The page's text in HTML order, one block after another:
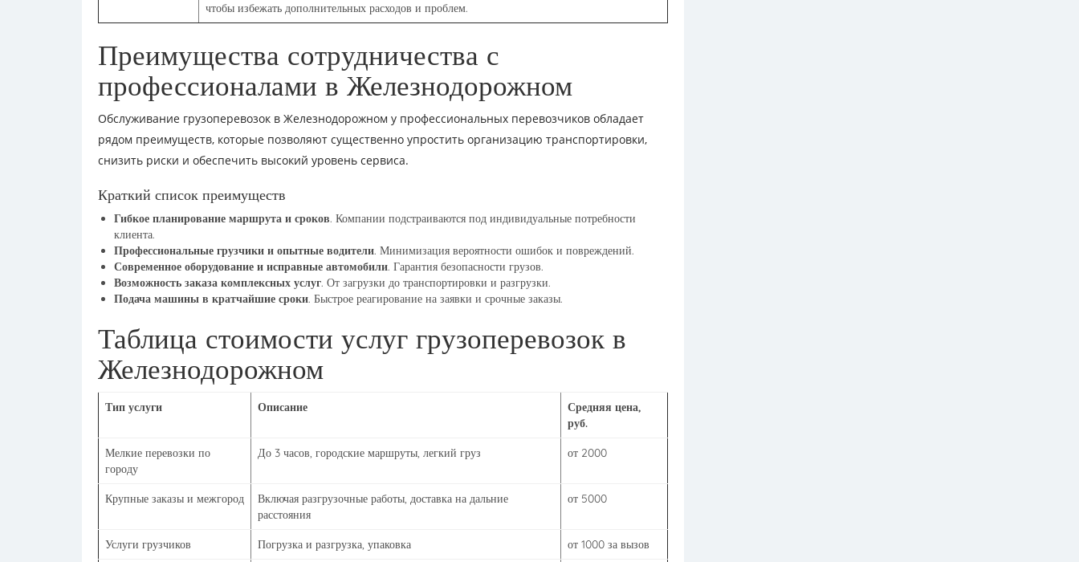
чтобы избежать дополнительных расходов и проблем.
Преимущества сотрудничества с
профессионалами в Железнодорожном
Обслуживание грузоперевозок в Железнодорожном у профессиональных перевозчиков обладает
рядом преимуществ, которые позволяют существенно упростить организацию транспортировки,
снизить риски и обеспечить высокий уровень сервиса.
Краткий список преимуществ
Гибкое планирование маршрута и сроков. Компании подстраиваются под индивидуальные потребности
клиента.
Профессиональные грузчики и опытные водители. Минимизация вероятности ошибок и повреждений.
Современное оборудование и исправные автомобили. Гарантия безопасности грузов.
Возможность заказа комплексных услуг. От загрузки до транспортировки и разгрузки.
Подача машины в кратчайшие сроки. Быстрое реагирование на заявки и срочные заказы.
Таблица стоимости услуг грузоперевозок в
Железнодорожном
Тип услуги Описание
Средняя цена,
руб.
Мелкие перевозки по
городу
До 3 часов, городские маршруты, легкий груз от 2000
Крупные заказы и межгород
Включая разгрузочные работы, доставка на дальние
расстояния
от 5000
Услуги грузчиков Погрузка и разгрузка, упаковка от 1000 за вызов